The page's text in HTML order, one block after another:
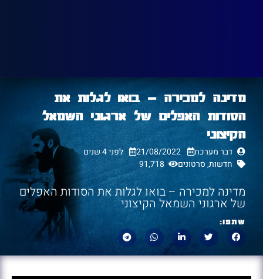
מדינה למכירה – בואו לגלות את
הסודות האפלים של ארגוני השמאל
הקיצוני
דבר מערכת 21/08/2022
לפני 4 שנים
חדשות,סרטונים 91,718
מדינה למכירה – בואו לגלות את הסודות האפלים
של ארגוני השמאל הקיצוני
שתפו: